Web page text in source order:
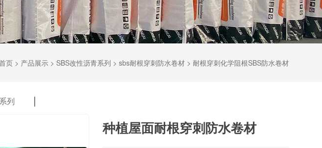
页> 产品展示> SBS改性沥青系列 > sbs耐根穿刺防水卷材> 耐根穿刺化学阻根SBS防水卷材
列
种植屋面耐根穿刺防水卷材